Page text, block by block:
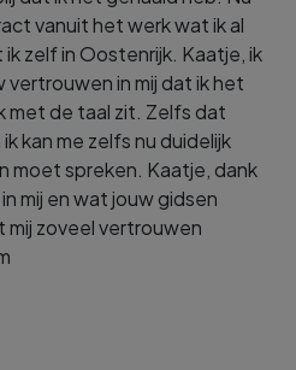
vanuit het werk wat ik al
zelf in Oostenrijk. Kaatje, ik
vertrouwen in mij dat ik het
met de taal zit. Zelfs dat
kan me zelfs nu duidelijk
moet spreken. Kaatje, dank
mij en wat jouw gidsen
zoveel vertrouwen